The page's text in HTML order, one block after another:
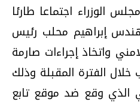
الوزراء اجتماعا طارئا
إبراهيم محلب رئيس
واتخاذ إجراءات صارمة
الفترة المقبلة وذلك
الذي وقع ضد موقع تابع